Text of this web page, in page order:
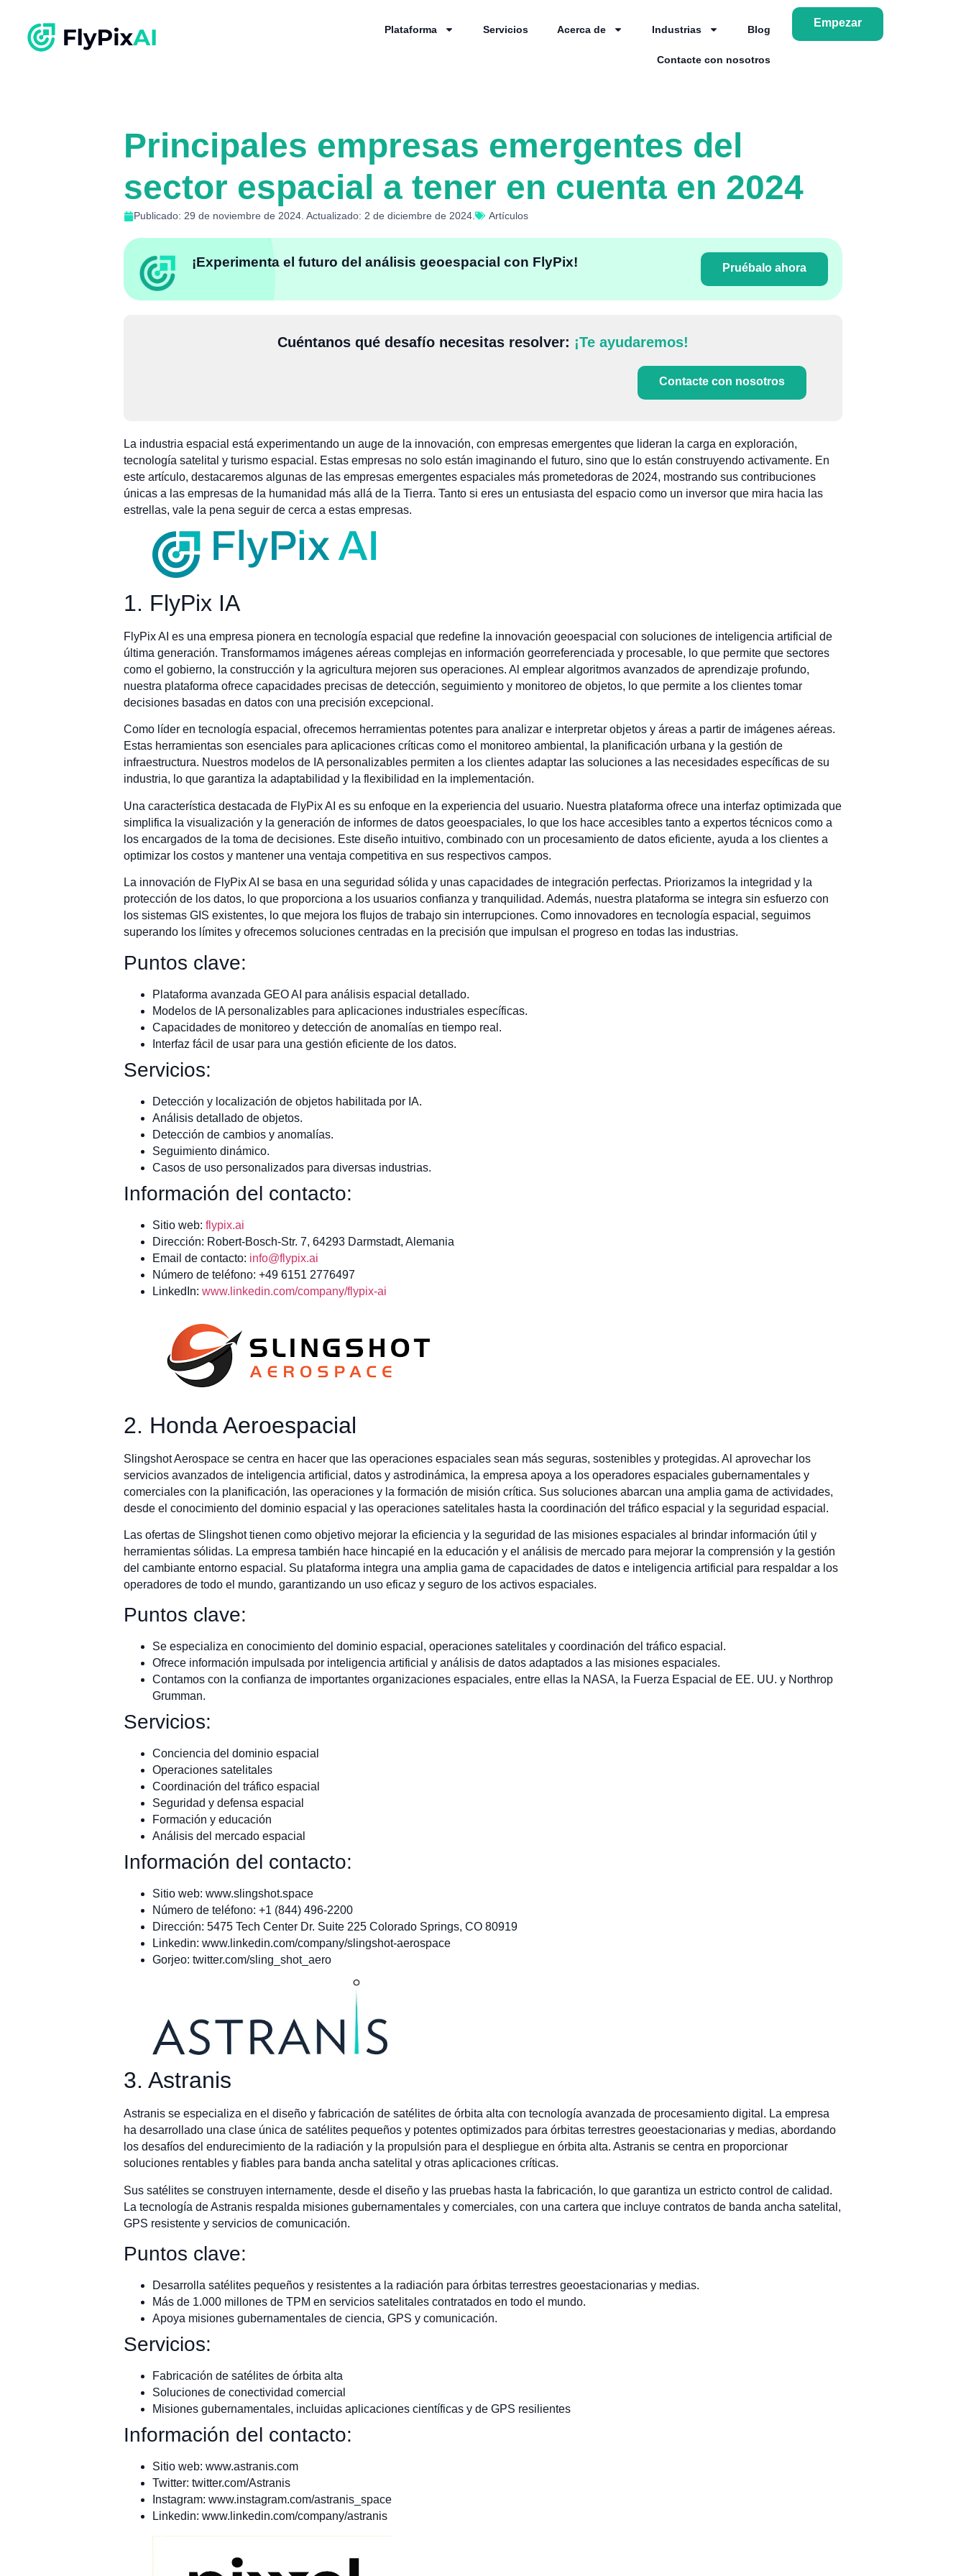
Plataforma Servicios Acerca de Industrias Blog
Contacte con nosotros
Empezar
Principales empresas emergentes del
sector espacial a tener en cuenta en 2024
Publicado: 29 de noviembre de 2024. Actualizado: 2 de diciembre de 2024. Artículos
¡Experimenta el futuro del análisis geoespacial con FlyPix! Pruébalo ahora
Cuéntanos qué desafío necesitas resolver: ¡Te ayudaremos!
Contacte con nosotros
La industria espacial está experimentando un auge de la innovación, con empresas emergentes que lideran la carga en exploración,
tecnología satelital y turismo espacial. Estas empresas no solo están imaginando el futuro, sino que lo están construyendo activamente. En
este artículo, destacaremos algunas de las empresas emergentes espaciales más prometedoras de 2024, mostrando sus contribuciones
únicas a las empresas de la humanidad más allá de la Tierra. Tanto si eres un entusiasta del espacio como un inversor que mira hacia las
estrellas, vale la pena seguir de cerca a estas empresas.
1. FlyPix IA
FlyPix AI es una empresa pionera en tecnología espacial que redefine la innovación geoespacial con soluciones de inteligencia artificial de
última generación. Transformamos imágenes aéreas complejas en información georreferenciada y procesable, lo que permite que sectores
como el gobierno, la construcción y la agricultura mejoren sus operaciones. Al emplear algoritmos avanzados de aprendizaje profundo,
nuestra plataforma ofrece capacidades precisas de detección, seguimiento y monitoreo de objetos, lo que permite a los clientes tomar
decisiones basadas en datos con una precisión excepcional.
Como líder en tecnología espacial, ofrecemos herramientas potentes para analizar e interpretar objetos y áreas a partir de imágenes aéreas.
Estas herramientas son esenciales para aplicaciones críticas como el monitoreo ambiental, la planificación urbana y la gestión de
infraestructura. Nuestros modelos de IA personalizables permiten a los clientes adaptar las soluciones a las necesidades específicas de su
industria, lo que garantiza la adaptabilidad y la flexibilidad en la implementación.
Una característica destacada de FlyPix AI es su enfoque en la experiencia del usuario. Nuestra plataforma ofrece una interfaz optimizada que
simplifica la visualización y la generación de informes de datos geoespaciales, lo que los hace accesibles tanto a expertos técnicos como a
los encargados de la toma de decisiones. Este diseño intuitivo, combinado con un procesamiento de datos eficiente, ayuda a los clientes a
optimizar los costos y mantener una ventaja competitiva en sus respectivos campos.
La innovación de FlyPix AI se basa en una seguridad sólida y unas capacidades de integración perfectas. Priorizamos la integridad y la
protección de los datos, lo que proporciona a los usuarios confianza y tranquilidad. Además, nuestra plataforma se integra sin esfuerzo con
los sistemas GIS existentes, lo que mejora los flujos de trabajo sin interrupciones. Como innovadores en tecnología espacial, seguimos
superando los límites y ofrecemos soluciones centradas en la precisión que impulsan el progreso en todas las industrias.
Puntos clave:
Plataforma avanzada GEO AI para análisis espacial detallado.
Modelos de IA personalizables para aplicaciones industriales específicas.
Capacidades de monitoreo y detección de anomalías en tiempo real.
Interfaz fácil de usar para una gestión eficiente de los datos.
Servicios:
Detección y localización de objetos habilitada por IA.
Análisis detallado de objetos.
Detección de cambios y anomalías.
Seguimiento dinámico.
Casos de uso personalizados para diversas industrias.
Información del contacto:
Sitio web: flypix.ai
Dirección: Robert-Bosch-Str. 7, 64293 Darmstadt, Alemania
Email de contacto: info@flypix.ai
Número de teléfono: +49 6151 2776497
LinkedIn: www.linkedin.com/company/flypix-ai
2. Honda Aeroespacial
Slingshot Aerospace se centra en hacer que las operaciones espaciales sean más seguras, sostenibles y protegidas. Al aprovechar los
servicios avanzados de inteligencia artificial, datos y astrodinámica, la empresa apoya a los operadores espaciales gubernamentales y
comerciales con la planificación, las operaciones y la formación de misión crítica. Sus soluciones abarcan una amplia gama de actividades,
desde el conocimiento del dominio espacial y las operaciones satelitales hasta la coordinación del tráfico espacial y la seguridad espacial.
Las ofertas de Slingshot tienen como objetivo mejorar la eficiencia y la seguridad de las misiones espaciales al brindar información útil y
herramientas sólidas. La empresa también hace hincapié en la educación y el análisis de mercado para mejorar la comprensión y la gestión
del cambiante entorno espacial. Su plataforma integra una amplia gama de capacidades de datos e inteligencia artificial para respaldar a los
operadores de todo el mundo, garantizando un uso eficaz y seguro de los activos espaciales.
Puntos clave:
Se especializa en conocimiento del dominio espacial, operaciones satelitales y coordinación del tráfico espacial.
Ofrece información impulsada por inteligencia artificial y análisis de datos adaptados a las misiones espaciales.
Contamos con la confianza de importantes organizaciones espaciales, entre ellas la NASA, la Fuerza Espacial de EE. UU. y Northrop
Grumman.
Servicios:
Conciencia del dominio espacial
Operaciones satelitales
Coordinación del tráfico espacial
Seguridad y defensa espacial
Formación y educación
Análisis del mercado espacial
Información del contacto:
Sitio web: www.slingshot.space
Número de teléfono: +1 (844) 496-2200
Dirección: 5475 Tech Center Dr. Suite 225 Colorado Springs, CO 80919
Linkedin: www.linkedin.com/company/slingshot-aerospace
Gorjeo: twitter.com/sling_shot_aero
3. Astranis
Astranis se especializa en el diseño y fabricación de satélites de órbita alta con tecnología avanzada de procesamiento digital. La empresa
ha desarrollado una clase única de satélites pequeños y potentes optimizados para órbitas terrestres geoestacionarias y medias, abordando
los desafíos del endurecimiento de la radiación y la propulsión para el despliegue en órbita alta. Astranis se centra en proporcionar
soluciones rentables y fiables para banda ancha satelital y otras aplicaciones críticas.
Sus satélites se construyen internamente, desde el diseño y las pruebas hasta la fabricación, lo que garantiza un estricto control de calidad.
La tecnología de Astranis respalda misiones gubernamentales y comerciales, con una cartera que incluye contratos de banda ancha satelital,
GPS resistente y servicios de comunicación.
Puntos clave:
Desarrolla satélites pequeños y resistentes a la radiación para órbitas terrestres geoestacionarias y medias.
Más de 1.000 millones de TPM en servicios satelitales contratados en todo el mundo.
Apoya misiones gubernamentales de ciencia, GPS y comunicación.
Servicios:
Fabricación de satélites de órbita alta
Soluciones de conectividad comercial
Misiones gubernamentales, incluidas aplicaciones científicas y de GPS resilientes
Información del contacto:
Sitio web: www.astranis.com
Twitter: twitter.com/Astranis
Instagram: www.instagram.com/astranis_space
Linkedin: www.linkedin.com/company/astranis